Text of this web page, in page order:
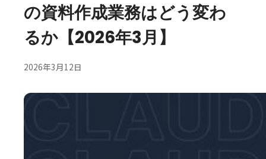
の資料作成業務はどう変わ
るか【2026年3月】
2026年3月12日